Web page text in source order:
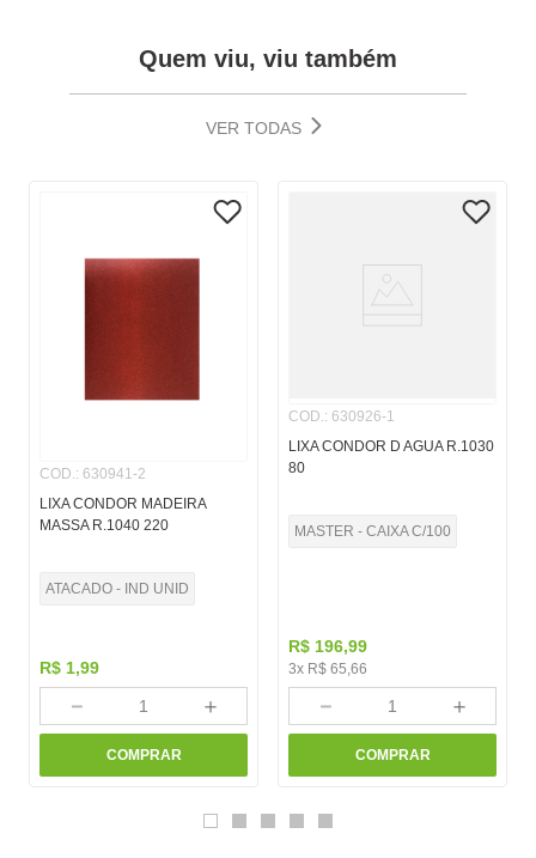
Quem viu, viu também
VER TODAS
COD.: 630941-2
LIXA CONDOR MADEIRA
MASSA R.1040 220
ATACADO - IND UNID
R$ 1,99
＋
－
COMPRAR
COD.: 630926-1
LIXA CONDOR D AGUA R.1030
80
MASTER - CAIXA C/100
R$ 196,99
3x R$ 65,66
＋
－
COMPRAR